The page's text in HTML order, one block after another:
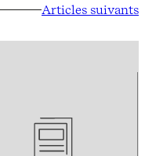
Articles suivants